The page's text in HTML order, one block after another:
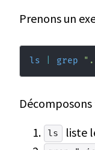
Prenons un
ls grep
ls liste